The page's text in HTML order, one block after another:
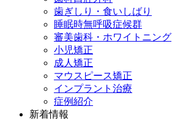
歯ぎしり・食いしばり
睡眠時無呼吸症候群
審美歯科・ホワイトニング
小児矯正
成人矯正
マウスピース矯正
インプラント治療
症例紹介
新着情報